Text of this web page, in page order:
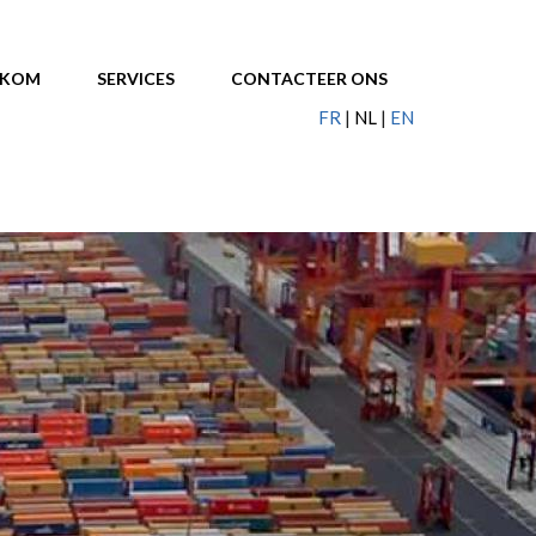
SERVICES CONTACTEER ONS
FR NL EN